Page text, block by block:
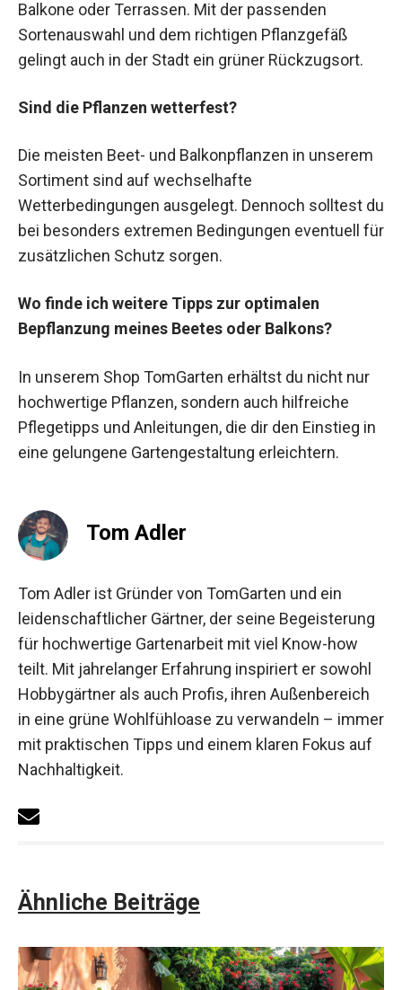
Balkone oder Terrassen. Mit der passenden
Sortenauswahl und dem richtigen Pflanzgefäß
gelingt auch in der Stadt ein grüner Rückzugsort.
Sind die Pflanzen wetterfest?
Die meisten Beet- und Balkonpflanzen in unserem
Sortiment sind auf wechselhafte
Wetterbedingungen ausgelegt. Dennoch solltest du
bei besonders extremen Bedingungen eventuell für
zusätzlichen Schutz sorgen.
Wo finde ich weitere Tipps zur optimalen
Bepflanzung meines Beetes oder Balkons?
In unserem Shop TomGarten erhältst du nicht nur
hochwertige Pflanzen, sondern auch hilfreiche
Pflegetipps und Anleitungen, die dir den Einstieg in
eine gelungene Gartengestaltung erleichtern.
Tom Adler
Tom Adler ist Gründer von TomGarten und ein
leidenschaftlicher Gärtner, der seine Begeisterung
für hochwertige Gartenarbeit mit viel Know-how
teilt. Mit jahrelanger Erfahrung inspiriert er sowohl
Hobbygärtner als auch Profis, ihren Außenbereich
in eine grüne Wohlfühloase zu verwandeln – immer
mit praktischen Tipps und einem klaren Fokus auf
Nachhaltigkeit.
Ähnliche Beiträge